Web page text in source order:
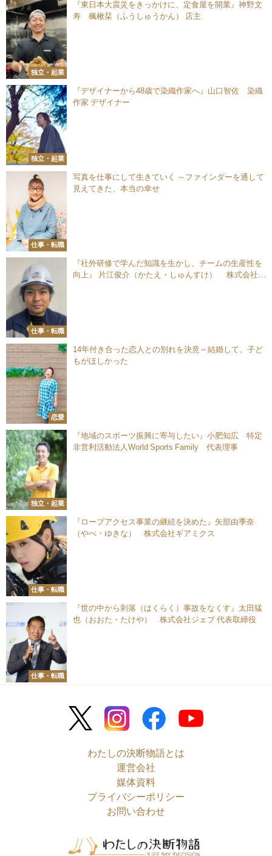
独立・起業
『東日本大震災をきっかけに、定食屋を開業』神野文
寿 楓楸栞（ふうしゅうかん） 店主
独立・起業
『デザイナーから48歳で染織作家へ』山口智佐 染織
作家 デザイナー
仕事・転職
写真を仕事にして生きていく ～ファインダーを通して
見えてきた、本当の幸せ
仕事・転職
『社外研修で学んだ知識を生かし、チームの生産性を
向上』 片江俊介（かたえ・しゅんすけ） 株式会社
恋愛
14年付き合った恋人との別れを決意～結婚して、子ど
もがほしかった
独立・起業
『地域のスポーツ振興に寄与したい』小肥知広 特定
非営利活動法人World Sports Family 代表理事
仕事・転職
『ロープアクセス事業の継続を決めた』矢部由季奈
（やべ・ゆきな） 株式会社ギアミクス
仕事・転職
『世の中から剥落（はくらく）事故をなくす』太田猛
也（おおた・たけや） 株式会社ジェブ 代表取締役
わたしの決断物語とは
運営会社
媒体資料
プライバシーポリシー
お問い合わせ